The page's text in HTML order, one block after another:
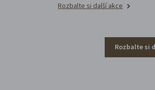
Rozbalte si další akce
Rozbalte si